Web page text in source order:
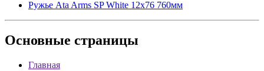
Ружье Ata Arms SP White 12х76 760мм
Основные страницы
Главная